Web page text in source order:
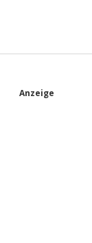
S
Anzeige